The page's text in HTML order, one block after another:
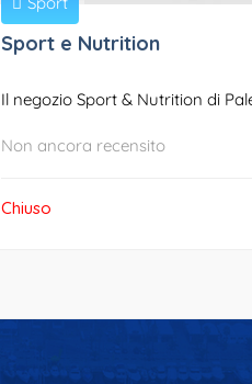
Sport e Nutrition
Il negozio Sport & Nutrition di
Non ancora recensito
Chiuso